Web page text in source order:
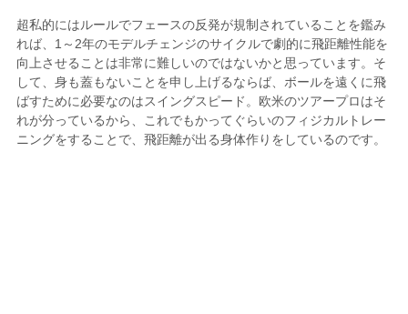
超私的にはルールでフェースの反発が規制されていることを鑑み
れば、1～2年のモデルチェンジのサイクルで劇的に飛距離性能を
向上させることは非常に難しいのではないかと思っています。そ
して、身も蓋もないことを申し上げるならば、ボールを遠くに飛
ばすために必要なのはスイングスピード。欧米のツアープロはそ
れが分っているから、これでもかってぐらいのフィジカルトレー
ニングをすることで、飛距離が出る身体作りをしているのです。